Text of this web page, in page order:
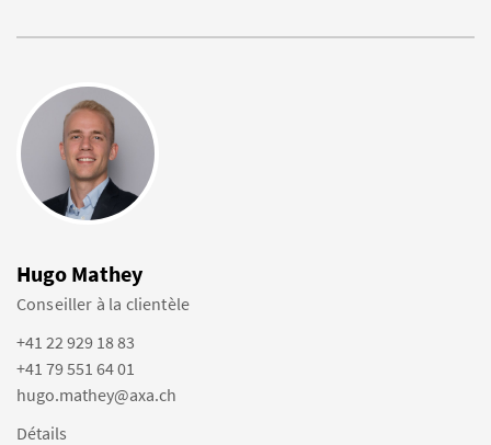
Hugo Mathey
Conseiller à la clientèle
+41 22 929 18 83
+41 79 551 64 01
hugo.mathey@axa.ch
Détails